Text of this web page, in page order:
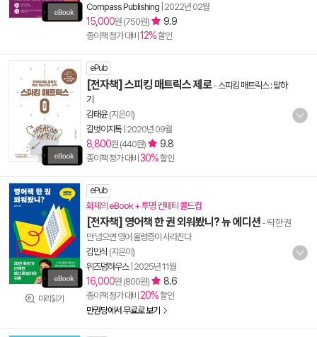
Compass Publishing 2022년 02월
15,000원 (750원) 9.9
종이책 정가 대비 12%할인
ePub
[전자책] 스피킹 매트릭스 제로-스피킹 매트릭스 : 말하
기
김태윤(지은이)
길벗이지톡| 2020년 09월
8,800원 (440원) 9.8
종이책 정가 대비 30%할인
미리읽기
ePub
화제의 eBook + 투명 컨페티 콜드컵
[전자책] 영어책 한 권 외워봤니? 뉴 에디션 - 딱 한 권
만 넘으면 영어 울렁증이 사라진다
김민식 (지은이)
위즈덤하우스| 2025년 11월
16,000원 (800원) 8.6
종이책 정가 대비 20%할인
만권당에서 무료로 보기